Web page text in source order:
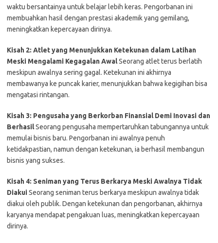
waktu bersantainya untuk belajar lebih keras. Pengorbanan ini
membuahkan hasil dengan prestasi akademik yang gemilang,
meningkatkan kepercayaan dirinya.
Kisah 2: Atlet yang Menunjukkan Ketekunan dalam Latihan
Meski Mengalami Kegagalan AwalSeorang atlet terus berlatih
meskipun awalnya sering gagal. Ketekunan ini akhirnya
membawanya ke puncak karier, menunjukkan bahwa kegigihan bisa
mengatasi rintangan.
Kisah 3: Pengusaha yang Berkorban Finansial Demi Inovasi dan
BerhasilSeorang pengusaha mempertaruhkan tabungannya untuk
memulai bisnis baru. Pengorbanan ini awalnya penuh
ketidakpastian, namun dengan ketekunan, ia berhasil membangun
bisnis yang sukses.
Kisah 4: Seniman yang Terus Berkarya Meski Awalnya Tidak
DiakuiSeorang seniman terus berkarya meskipun awalnya tidak
diakui oleh publik. Dengan ketekunan dan pengorbanan, akhirnya
karyanya mendapat pengakuan luas, meningkatkan kepercayaan
dirinya.